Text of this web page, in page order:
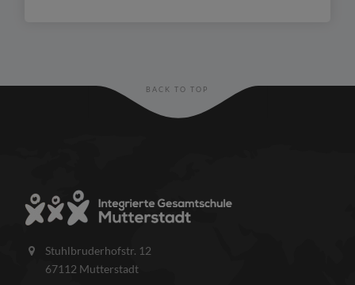
BACK TO TOP
Stuhlbruderhofstr. 12
67112 Mutterstadt